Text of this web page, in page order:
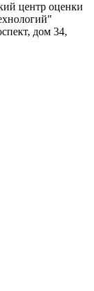
центр оценки
дом 34,